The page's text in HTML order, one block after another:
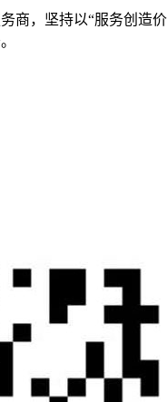
商，坚持以“服务创